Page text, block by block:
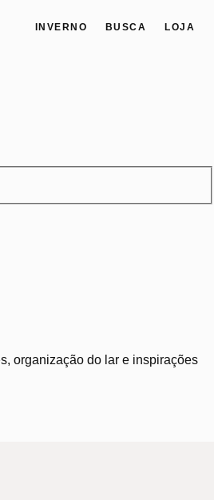
INVERNO BUSCA LOJA
organização do lar e inspirações